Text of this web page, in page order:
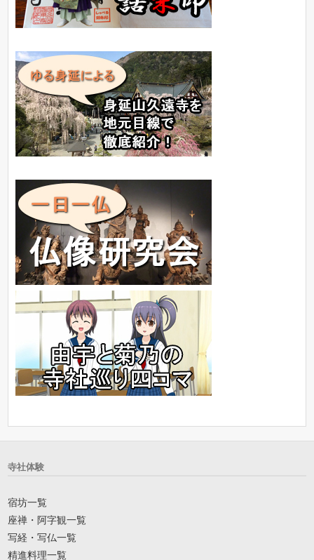
寺社体験
宿坊一覧
座禅・阿字観一覧
写経・写仏一覧
精進料理一覧